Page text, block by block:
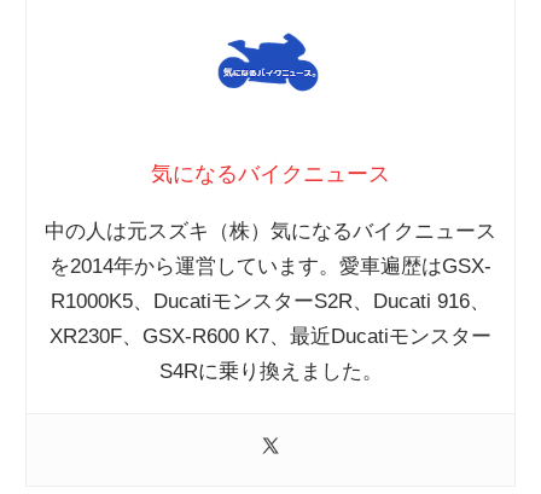
気になるバイクニュース
中の人は元スズキ（株）気になるバイクニュース
を2014年から運営しています。愛車遍歴はGSX-
R1000K5、DucatiモンスターS2R、Ducati 916、
XR230F、GSX-R600 K7、最近Ducatiモンスター
S4Rに乗り換えました。